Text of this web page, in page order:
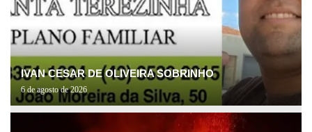
IVAN CESAR DE OLIVEIRA SOBRINHO
6 de agosto de 2026